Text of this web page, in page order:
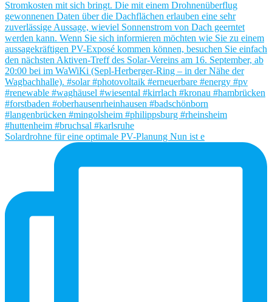
Solardrohne für eine optimale PV-Planung Nun ist e